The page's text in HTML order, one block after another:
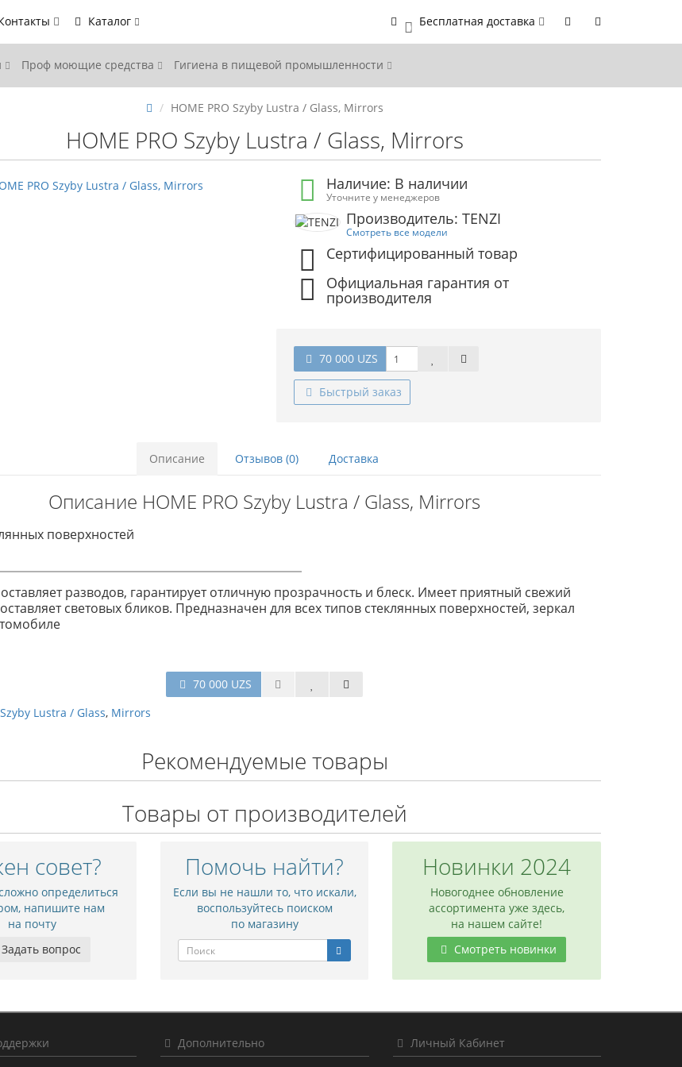
Каталог 0 Бесплатная доставка
Проф моющие средства Гигиена в пищевой промышленности
HOME PRO Szyby Lustra / Glass, Mirrors
HOME PRO Szyby Lustra / Glass, Mirrors
Наличие: В наличии
Уточните у менеджеров
Производитель: TENZI
Смотреть все модели
Сертифицированный товар
Официальная гарантия от
производителя
70 000 UZS
Быстрый заказ
Описание Отзывов (0) Доставка
Описание HOME PRO Szyby Lustra / Glass, Mirrors
поверхностей
разводов, гарантирует отличную прозрачность и блеск. Имеет приятный свежий
световых бликов. Предназначен для всех типов стеклянных поверхностей, зеркал
70 000 UZS
Lustra / Glass, Mirrors
Рекомендуемые товары
Товары от производителей
совет?
определиться
напишите нам
на почту
Задать вопрос
Помочь найти?
Если вы не нашли то, что искали,
воспользуйтесь поиском
по магазину
Новинки 2024
Новогоднее обновление
ассортимента уже здесь,
на нашем сайте!
Смотреть новинки
Дополнительно Личный Кабинет